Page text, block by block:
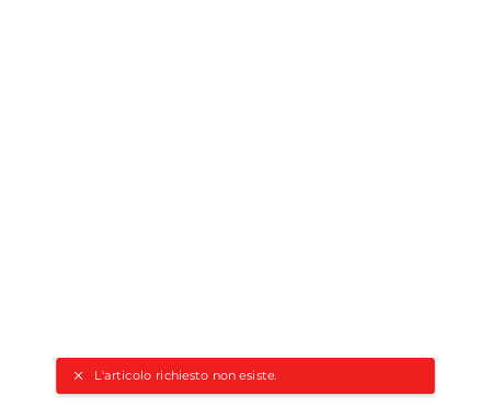
L'articolo richiesto non esiste.